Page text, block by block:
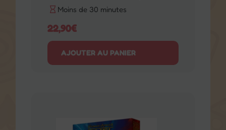
Moins de 30 minutes